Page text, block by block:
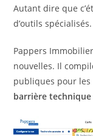
Autant dire que
d’outils spécialisés.
Pappers
nouvelles. Il
publiques pour
barrière